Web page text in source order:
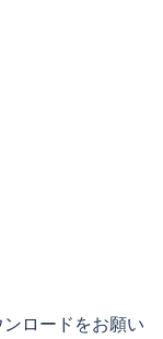
ロードをお願い